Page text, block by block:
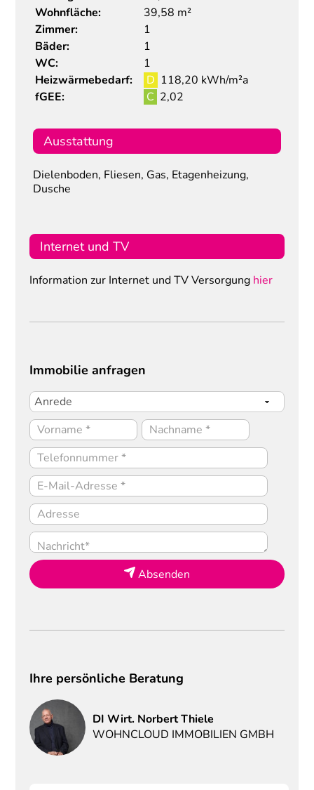
Wohnfläche:
39,58 m²
Zimmer:
1
Bäder:
1
WC:
1
Heizwärmebedarf:
D 118,20 kWh/m²a
fGEE:
C 2,02
Ausstattung
Dielenboden, Fliesen, Gas, Etagenheizung,
Dusche
Internet und TV
Information zur Internet und TV Versorgung hier
Immobilie anfragen
Absenden
Ihre persönliche Beratung
DI Wirt. NorbertThiele
WOHNCLOUD IMMOBILIEN GMBH